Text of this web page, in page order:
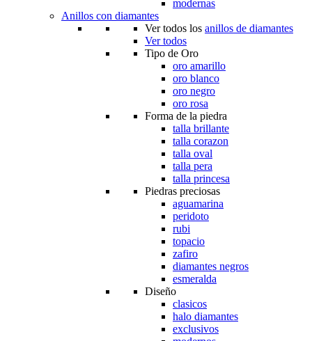
modernas
Anillos con diamantes
Ver todos los anillos de diamantes
Ver todos
Tipo de Oro
oro amarillo
oro blanco
oro negro
oro rosa
Forma de la piedra
talla brillante
talla corazon
talla oval
talla pera
talla princesa
Piedras preciosas
aguamarina
peridoto
rubi
topacio
zafiro
diamantes negros
esmeralda
Diseño
clasicos
halo diamantes
exclusivos